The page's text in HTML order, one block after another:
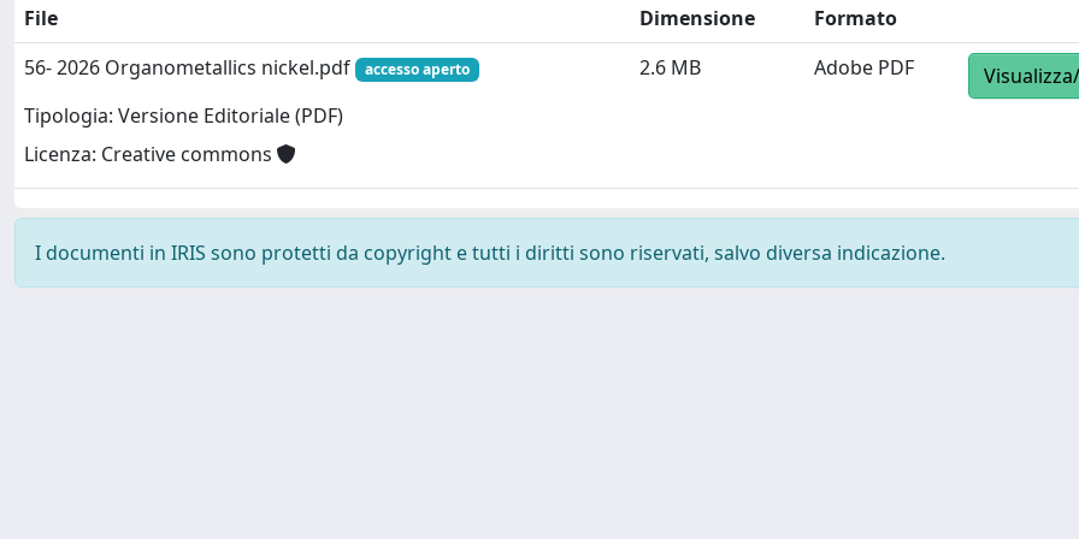
File
Dimensione
Formato
56- 2026 Organometallics nickel.pdf
accesso aperto
Tipologia: Versione Editoriale (PDF)
Licenza: Creative commons
2.6 MB Adobe PDF
I documenti in IRIS sono protetti da copyright e tutti i diritti sono riservati, salvo diversa indicazione.